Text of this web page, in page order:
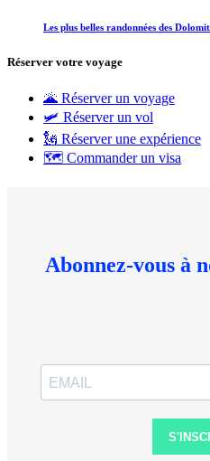
Les plus belles randonnées des
Réserver votre voyage
🌋 Réserver un voyage
🛩 Réserver un vol
🗽 Réserver une expérience
🗺 Commander un visa
Abonnez-vous à